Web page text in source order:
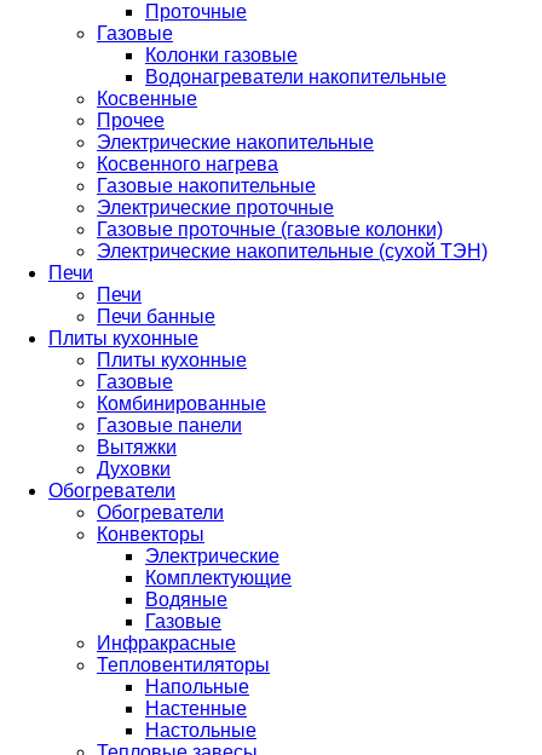
Проточные
Газовые
Колонки газовые
Водонагреватели накопительные
Косвенные
Прочее
Электрические накопительные
Косвенного нагрева
Газовые накопительные
Электрические проточные
Газовые проточные (газовые колонки)
Электрические накопительные (сухой ТЭН)
Печи
Печи
Печи банные
Плиты кухонные
Плиты кухонные
Газовые
Комбинированные
Газовые панели
Вытяжки
Духовки
Обогреватели
Обогреватели
Конвекторы
Электрические
Комплектующие
Водяные
Газовые
Инфракрасные
Тепловентиляторы
Напольные
Настенные
Настольные